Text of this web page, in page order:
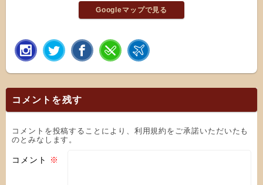
Googleマップで見る
コメントを残す
コメントを投稿することにより、利用規約をご承諾いただいたも
のとみなします。
コメント ※